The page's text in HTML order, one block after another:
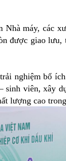
máy, các
được giao
nghiệm bổ
viên, xây
lượng cao